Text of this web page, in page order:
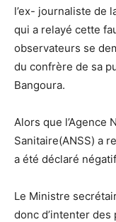
l’ex- journaliste de
qui a relayé cette
observateurs se
du confrère de sa
Bangoura.
Alors que l’Agence
Sanitaire(ANSS) a
a été déclaré
Le Ministre
donc d’intenter